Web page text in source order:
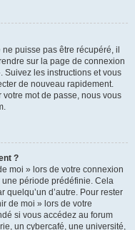
puisse pas être récupéré, il
sur la page de connexion
Suivez les instructions et vous
de nouveau rapidement.
mot de passe, nous vous
?
moi » lors de votre connexion
période prédéfinie. Cela
quelqu’un d’autre. Pour rester
de moi » lors de votre
si vous accédez au forum
un cybercafé, une université,